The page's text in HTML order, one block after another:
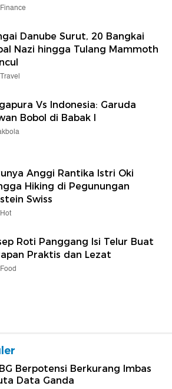
Danube Surut, 20 Bangkai
Nazi hingga Tulang Mammoth
Vs Indonesia: Garuda
Bobol di Babak I
Anggi Rantika Istri Oki
Hiking di Pegunungan
Swiss
Roti Panggang Isi Telur Buat
Praktis dan Lezat
Berpotensi Berkurang Imbas
Data Ganda